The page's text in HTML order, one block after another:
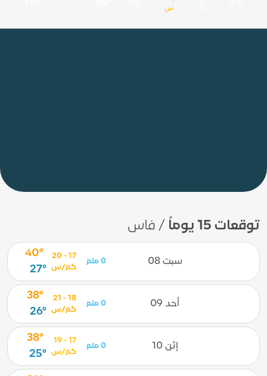
س
توقعات 15 يوماً / فاس
سبت 08 0 ملم
17 - 20
كم/س
40°
27°
أحد 09 0 ملم
18 - 21
كم/س
38°
26°
إثن 10 0 ملم
17 - 19
كم/س
38°
25°